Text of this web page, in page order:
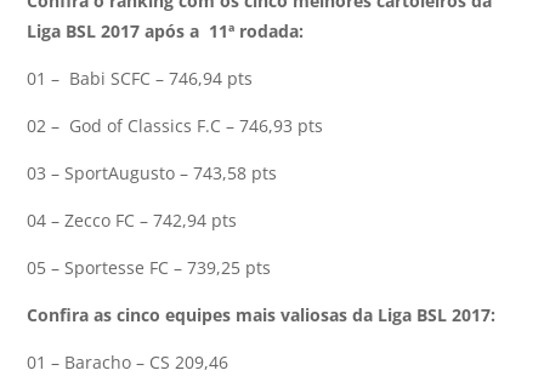
Liga BSL 2017 após a 11ª rodada:
01 – Babi SCFC – 746,94 pts
02 – God of Classics F.C – 746,93 pts
03 – SportAugusto – 743,58 pts
04 – Zecco FC – 742,94 pts
05 – Sportesse FC – 739,25 pts
Confira as cinco equipes mais valiosas da Liga BSL 2017:
01 – Baracho – CS 209,46